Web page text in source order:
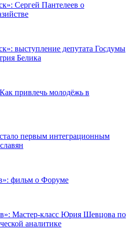
Сергей Пантелеев о
выступление депутата Госдумы
Белика
привлечь молодёжь в
первым интеграционным
фильм о Форуме
Мастер-класс Юрия Шевцова по
аналитике